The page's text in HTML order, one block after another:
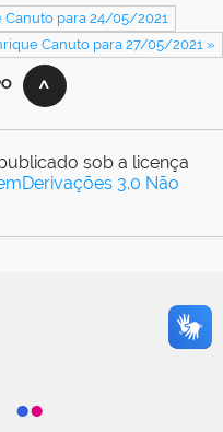
Canuto para 24/05/2021
Canuto para 27/05/2021 »
sob a licença
3.0 Não